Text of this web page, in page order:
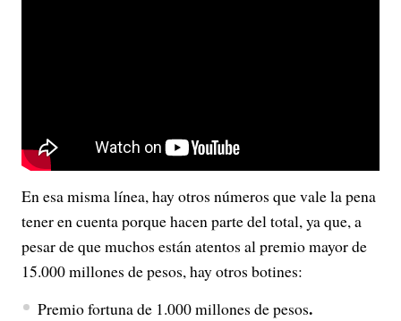
En esa misma línea, hay otros números que vale la pena
tener en cuenta porque hacen parte del total, ya que, a
pesar de que muchos están atentos al premio mayor de
15.000 millones de pesos, hay otros botines:
Premio fortuna de 1.000 millones de pesos.